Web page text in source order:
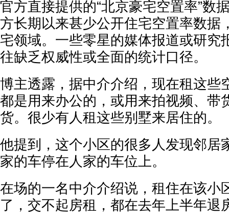
官方直接提供的“北京豪宅空置率”数
方长期以来甚少公开住宅空置率数据
宅领域。一些零星的媒体报道或研究
往缺乏权威性或全面的统计口径。
博主透露，据中介介绍，现在租这些
都是用来办公的，或用来拍视频、带
货。很少有人租这些别墅来居住的。
他提到，这个小区的很多人发现邻居
家的车停在人家的车位上。
在场的一名中介介绍说，租住在该小
了，交不起房租，都在去年上半年退